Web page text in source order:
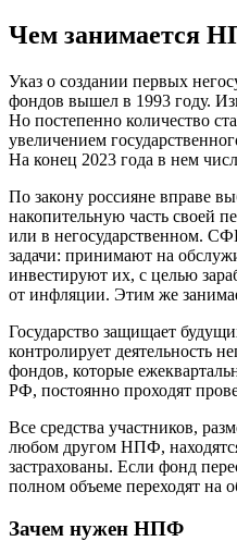
Чем занимается
Указ о создании первых
фондов вышел в 1993 году.
Но постепенно количество
увеличением
На конец 2023 года в нем
По закону россияне вправе
накопительную часть своей
или в негосударственном.
задачи: принимают на
инвестируют их, с целью
от инфляции. Этим же
Государство защищает
контролирует деятельность
фондов, которые
РФ, постоянно проходят
Все средства участников,
любом другом НПФ,
застрахованы. Если фонд
полном объеме переходят на
Зачем нужен НПФ